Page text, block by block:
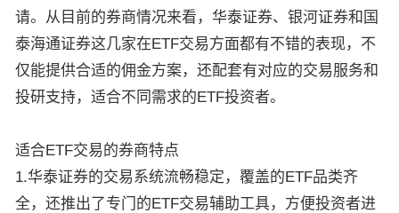
请。从目前的券商情况来看，华泰证券、银河证券和国
泰海通证券这几家在ETF交易方面都有不错的表现，不
仅能提供合适的佣金方案，还配套有对应的交易服务和
投研支持，适合不同需求的ETF投资者。
适合ETF交易的券商特点
1.华泰证券的交易系统流畅稳定，覆盖的ETF品类齐
全，还推出了专门的ETF交易辅助工具，方便投资者进